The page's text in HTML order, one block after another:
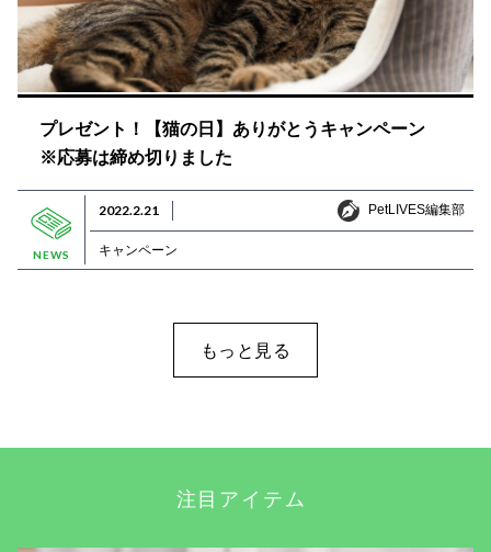
プレゼント！【猫の日】ありがとうキャンペーン
※応募は締め切りました
NEWS
2022.2.21 PetLIVES編集部
PetLIVES編集部
キャンペーン
もっと見る
注目アイテム